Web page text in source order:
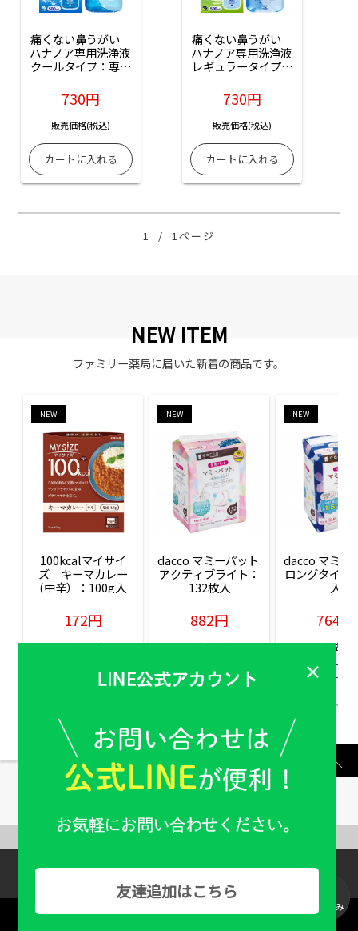
友達追加はこちら
絞り込み
痛くない鼻うがい
ハナノア専用洗浄液
クールタイプ：専用
730円
販売価格(税込)
痛くない鼻うがい
ハナノア専用洗浄液
レギュラータイプ：
730円
販売価格(税込)
1 / 1ページ
NEW ITEM
ファミリー薬局に届いた新着の商品です。
NEW
100kcalマイサイ
ズ　キーマカレー
(中辛）：100g入
172円
販売価格(税込)
NEW
dacco マミーパット
アクティブライト：
132枚入
882円
販売価格(税込)
NEW
dacco マミー
ロングタイム
入
764円
販売価格(税
もっと見る
ABOUT US Help & Guide
Copyright：© Familiy Pharmacy All Rights Reserved.